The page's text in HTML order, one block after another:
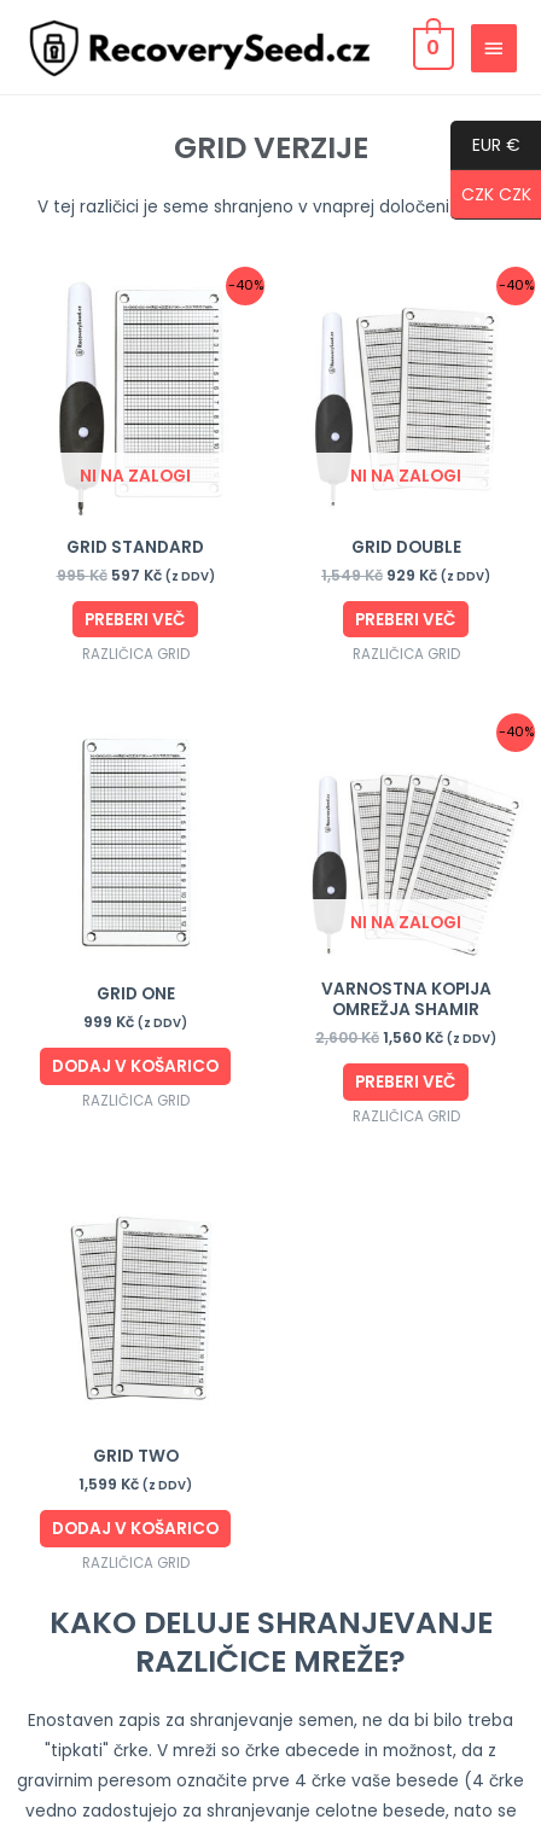
Preskoči
vsebino
MENI
0
GRID VERZIJE
V tej različici je seme shranjeno v vnaprej določeni tabeli.
-40%
NI NA ZALOGI
GRID STANDARD
995Kč
cena
bila:
995 Kč.
597 Kč
Trenutna
cena
je:
597 Kč.
(z DDV)
PREBERI VEČ
RAZLIČICA GRID
-40%
NI NA ZALOGI
GRID DOUBLE
1,549Kč
bila:
1,549 Kč.
929 Kč
Trenutna
je:
929 Kč.
(z DDV)
PREBERI VEČ
RAZLIČICA GRID
GRID ONE
999 Kč (z DDV)
DODAJ V KOŠARICO
RAZLIČICA GRID
-40%
NI NA ZALOGI
VARNOSTNA KOPIJA
OMREŽJA SHAMIR
2,600Kč
bila:
2,600 Kč.
1,560 Kč
Trenutna
1,560 Kč.
(z DDV)
PREBERI VEČ
RAZLIČICA GRID
GRID TWO
1,599 Kč (z DDV)
DODAJ V KOŠARICO
RAZLIČICA GRID
KAKO DELUJE SHRANJEVANJE
RAZLIČICE MREŽE?
Enostaven zapis za shranjevanje semen, ne da bi bilo treba
"tipkati" črke. V mreži so črke abecede in možnost, da z
gravirnim peresom označite prve 4 črke vaše besede (4 črke
vedno zadostujejo za shranjevanje celotne besede, nato se
EUR €
CZK CZK